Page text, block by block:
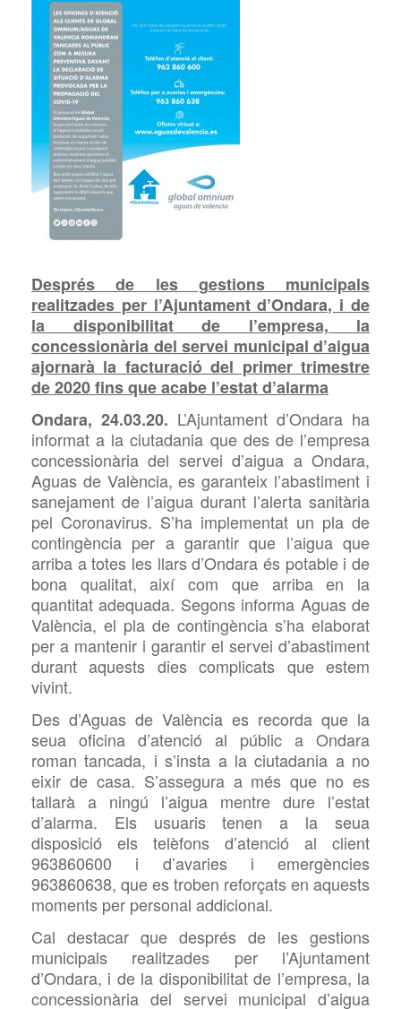
Després de les gestions municipals
realitzades per l’Ajuntament d’Ondara, i de
la disponibilitat de l’empresa, la
concessionària del servei municipal d’aigua
ajornarà la facturació del primer trimestre
de 2020 fins que acabe l’estat d’alarma
Ondara, 24.03.20. L’Ajuntament d’Ondara ha
informat a la ciutadania que des del’empresa
concessionària del servei d’aigua a Ondara,
Aguas de València, es garanteix l’abastiment i
sanejament de l’aigua durant l’alerta sanitària
pel Coronavirus. S’ha implementat un pla de
contingència per a garantir que l’aigua que
arriba a totes les llars d’Ondara és potable i de
bona qualitat, així com que arriba en la
quantitat adequada. Segons informa Aguas de
València, el pla de contingència s’ha elaborat
per a mantenir i garantir el servei d’abastiment
durant aquests dies complicats que estem
vivint.
Des d’Aguas de València es recorda que la
seua oficina d’atenció al públic a Ondara
roman tancada, i s’insta a la ciutadania a no
eixir de casa. S’assegura a més que no es
tallarà a ningú l’aigua mentre dure l’estat
d’alarma. Els usuaris tenen a la seua
disposició els telèfons d’atenció al client
963860600 i d’avaries i emergències
963860638, que es troben reforçats en aquests
moments per personal addicional.
Cal destacar que després de les gestions
municipals realitzades per l’Ajuntament
d’Ondara, i de la disponibilitat de l’empresa, la
concessionària del servei municipal d’aigua